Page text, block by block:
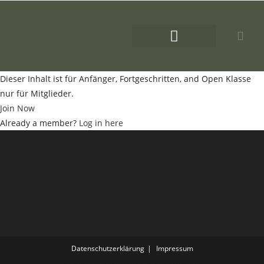
Dieser Inhalt ist für Anfänger, Fortgeschritten, and Open Klasse
nur für Mitglieder.
Join Now
Already a member? Log in here
Datenschutzerklärung Impressum